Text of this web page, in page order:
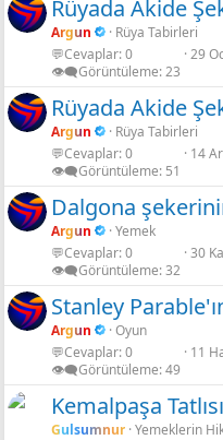
Gölgeli Yeşil limon
Shadow neon
Rüyada Akide
Argun
Rüya Tabirleri
💬Cevaplar 0
👁️‍🗨️Görüntüleme 23
29
Rüyada Akide
Argun
Rüya Tabirleri
💬Cevaplar 0
👁️‍🗨️Görüntüleme 51
14
Dalgona
Argun
Yemek
💬Cevaplar 0
👁️‍🗨️Görüntüleme 32
30
Stanley
Argun
Oyun
💬Cevaplar 0
👁️‍🗨️Görüntüleme 49
11
Kemalpaşa
Gulsumnur Yemeklerin